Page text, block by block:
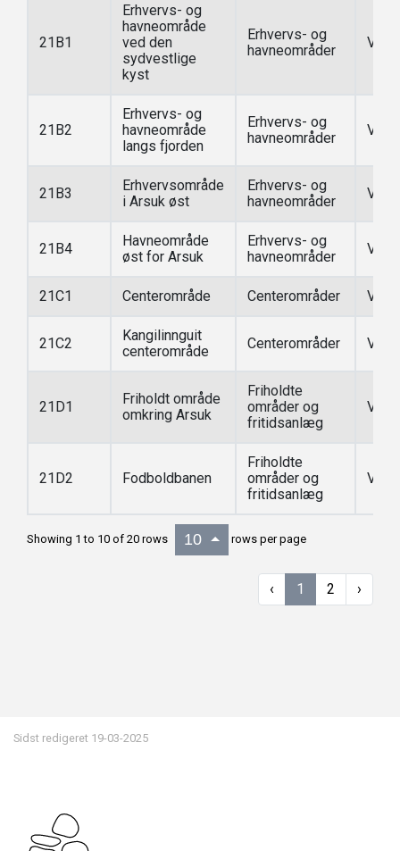
21B1
Erhvervs- og
havneområde
ved den
sydvestlige
kyst
Erhvervs- og
havneområder
21B2
Erhvervs- og
havneområde
langs fjorden
Erhvervs- og
havneområder
21B3
Erhvervsområde
i Arsuk øst
Erhvervs- og
havneområder
21B4
Havneområde
øst for Arsuk
Erhvervs- og
havneområder
21C1 Centerområde Centerområder
21C2
Kangilinnguit
centerområde
Centerområder
21D1
Friholdt område
omkring Arsuk
Friholdte
områder og
fritidsanlæg
21D2 Fodboldbanen
Friholdte
områder og
fritidsanlæg
Showing 1 to 10 of 20 rows 10 rows per page
‹ 1 2 ›
Sidst redigeret 19-03-2025